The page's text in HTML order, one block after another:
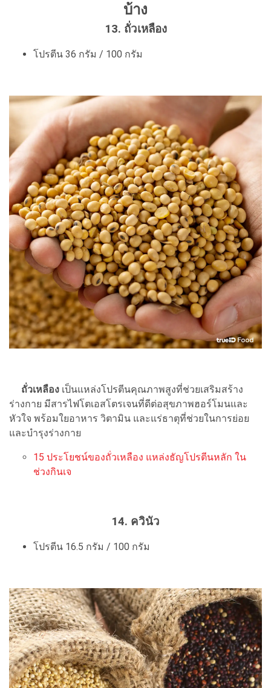
บ้าง
13. ถั่วเหลือง
โปรตีน 36 กรัม / 100 กรัม
ถั่วเหลือง เป็นแหล่งโปรตีนคุณภาพสูงที่ช่วยเสริมสร้าง
ร่างกาย มีสารไฟโตเอสโตรเจนที่ดีต่อสุขภาพฮอร์โมนและ
หัวใจ พร้อมใยอาหาร วิตามิน และแร่ธาตุที่ช่วยในการย่อย
และบำรุงร่างกาย
15 ประโยชน์ของถั่วเหลือง แหล่งธัญโปรตีนหลัก ใน
ช่วงกินเจ
14. ควินัว
โปรตีน 16.5 กรัม / 100 กรัม